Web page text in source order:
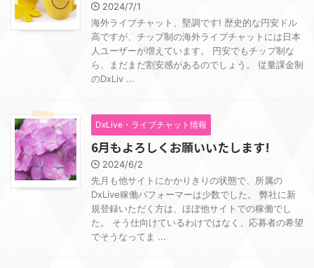
2024/7/1
海外ライブチャット、堅調です! 歴史的な円安ドル
高ですが、チップ制の海外ライブチャットには日本
人ユーザーが増えています。 円安でもチップ制な
ら、まだまだ割安感があるのでしょう。 従量課金制
のDxLiv ...
DxLive・ライブチャット情報
6月もよろしくお願いいたします!
2024/6/2
先月も他サイトにかかりきりの状態で、所属の
DxLive稼働パフォーマーは少数でした。 弊社に新
規登録いただく方は、ほぼ他サイトでの稼働でし
た。 そう仕向けているわけではなく、応募者の希望
でそうなってま ...